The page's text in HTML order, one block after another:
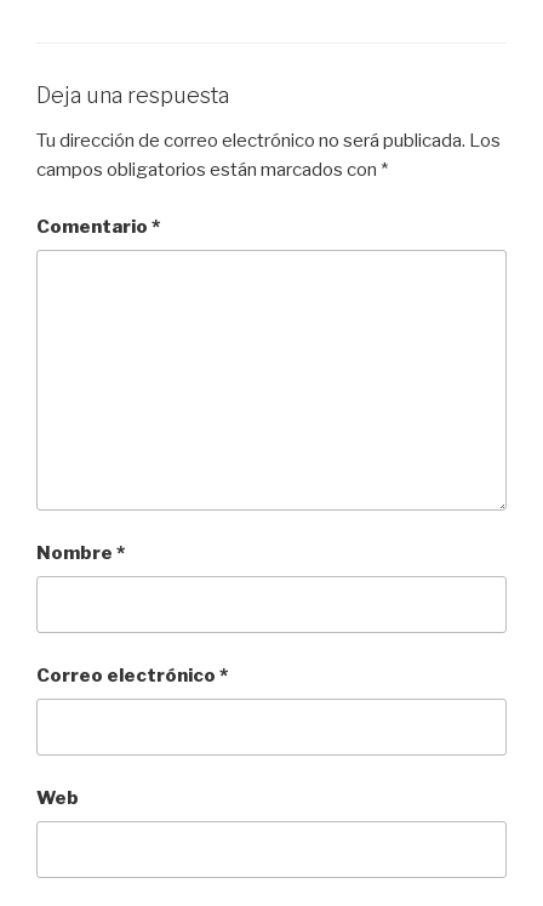
Deja una respuesta
Tu dirección de correo electrónico no será publicada. Los
campos obligatorios están marcados con *
Comentario *
Nombre *
Correo electrónico *
Web